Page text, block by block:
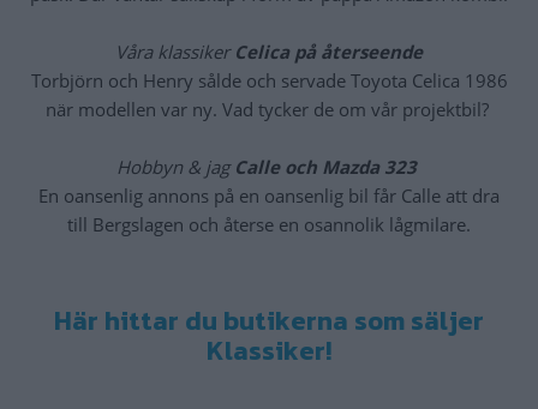
Våra klassiker Celica på återseende
Torbjörn och Henry sålde och servade Toyota Celica 1986
när modellen var ny. Vad tycker de om vår projektbil?
Hobbyn & jag Calle och Mazda 323
En oansenlig annons på en oansenlig bil får Calle att dra
till Bergslagen och återse en osannolik lågmilare.
Här hittar du butikerna som säljer
Klassiker!